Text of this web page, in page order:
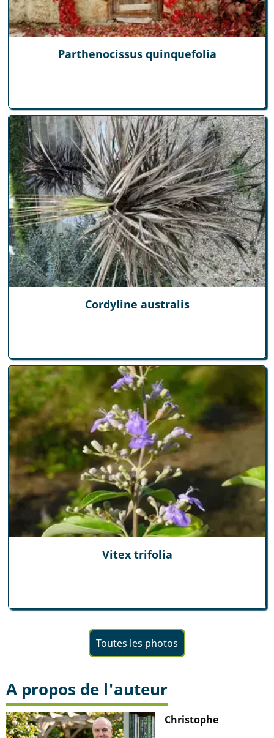
Parthenocissus quinquefolia
Cordyline australis
Vitex trifolia
Toutes les photos
A propos de l'auteur
Christophe